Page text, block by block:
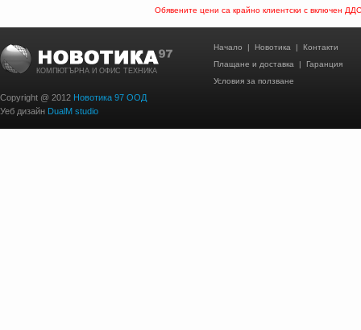
Обявените цени са крайно клиентски с включен ДДС
КОМПЮТЪРНА И ОФИС ТЕХНИКА
Copyright @ 2012 Новотика 97 ООД
Уеб дизайн DualM studio
Начало | Новотика | Контакти
Плащане и доставка | Гаранция
Условия за ползване